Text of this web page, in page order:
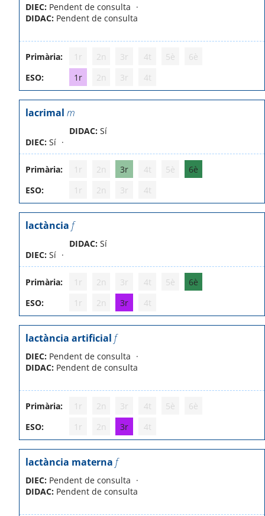
DIEC: Pendent de consulta
DIDAC: Pendent de consulta
Primària: 1r 2n 3r 4t 5è
6è
ESO:
1r 2n 3r 4t
lacrimal m
DIEC: Sí
DIDAC: Sí
Primària: 1r 2n 3r 4t 5è
6è
ESO:
1r 2n 3r 4t
lactància f
DIEC: Sí
DIDAC: Sí
Primària: 1r 2n 3r 4t 5è
6è
ESO:
1r 2n 3r 4t
lactància artificial f
DIEC: Pendent de consulta
DIDAC: Pendent de consulta
Primària: 1r 2n 3r 4t 5è
6è
ESO:
1r 2n 3r 4t
lactància materna f
DIEC: Pendent de consulta
DIDAC: Pendent de consulta